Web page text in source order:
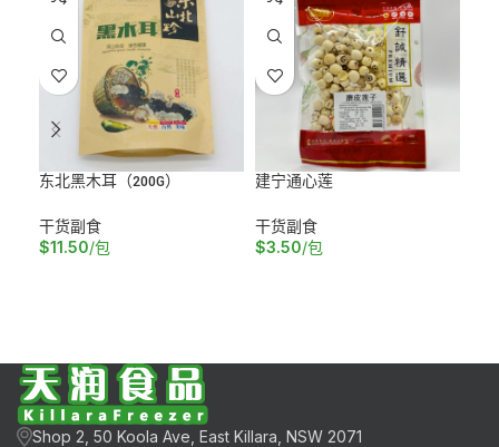
东北黑木耳（200G）
干货副食
$11.50/包
建宁通心莲
干货副食
$3.50/包
Shop 2, 50 Koola Ave, East Killara, NSW 2071